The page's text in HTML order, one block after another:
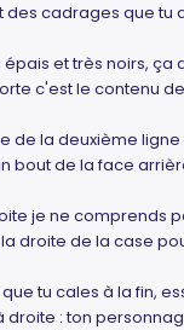
cadrages que tu
épais et très noirs,
c'est le contenu
de la deuxième
bout de la face
je ne comprends
droite de la case
que tu cales à la fin,
: ton